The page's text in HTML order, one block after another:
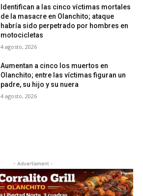
Identifican a las cinco víctimas mortales
de la masacre en Olanchito; ataque
habría sido perpetrado por hombres en
motocicletas
4 agosto, 2026
Aumentan a cinco los muertos en
Olanchito; entre las víctimas figuran un
padre, su hijo y su nuera
4 agosto, 2026
- Advertisment -